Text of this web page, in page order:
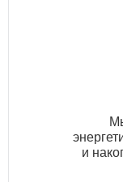
и